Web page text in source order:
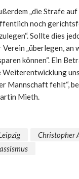
„die Strafe auf
noch
Sollte dies
Verein „überlegen, an
können“. Ein
Weiterentwicklung
Mannschaft fehlt“,
Mieth.
Christopher